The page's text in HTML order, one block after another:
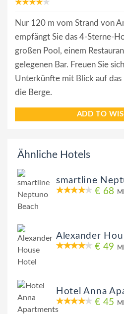
Nur 120 m vom Strand von
empfängt Sie das 4-Sterne-
großen Pool, einem
gelegenen Bar. Freuen Sie
Unterkünfte mit Blick auf
die Berge.
ADD TO
Ähnliche Hotels
smartline
€ 68
Alexander
€ 49
Hotel Anna
€ 45